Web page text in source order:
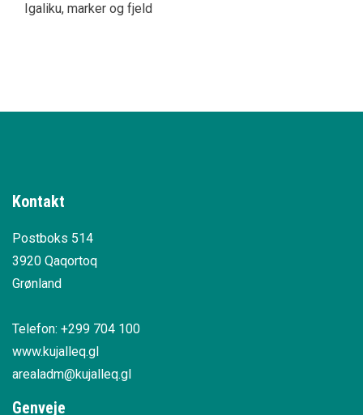
Igaliku, marker og fjeld
Kontakt
Postboks 514
3920 Qaqortoq
Grønland
Telefon: +299 704 100
www.kujalleq.gl
arealadm@kujalleq.gl
Genveje